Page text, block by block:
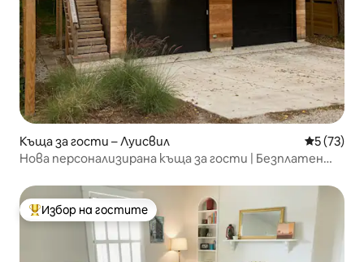
Къща за гости – Луисвил Средна
5 (73)
Нова персонализирана къща за гости | Безплатен
Най-популярен избор на гостите
Избор на гостите